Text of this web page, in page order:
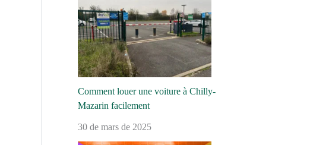
Comment louer une voiture à Chilly-
Mazarin facilement
30 de mars de 2025